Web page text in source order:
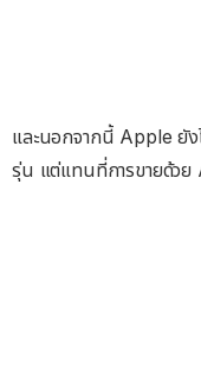
และนอกจากนี้ Apple ยั
รุ่น แต่แทนที่การขายด้ว